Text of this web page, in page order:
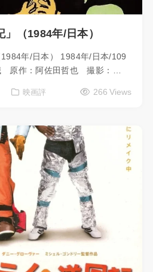
（1984年/日本）
年/日本） 1984年/日本/109
原作：阿佐田哲也 撮影：…
映画評 266 Views